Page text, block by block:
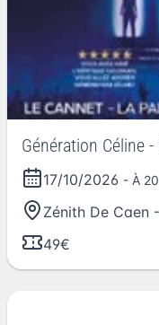
Génération Céline
17/10/2026 - À
Zénith De Caen
49€